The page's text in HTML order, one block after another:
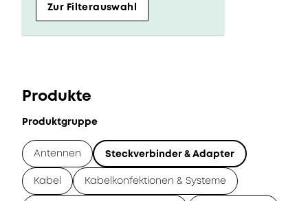
Zur Filterauswahl
Produkte
Produktgruppe
Antennen Steckverbinder & Adapter
Kabel Kabelkonfektionen & Systeme